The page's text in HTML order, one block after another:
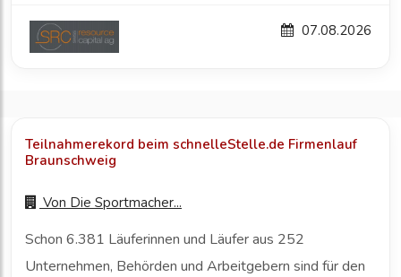
07.08.2026
Teilnahmerekord beim schnelleStelle.de Firmenlauf
Braunschweig
Von Die Sportmacher...
Schon 6.381 Läuferinnen und Läufer aus 252
Unternehmen, Behörden und Arbeitgebern sind für den